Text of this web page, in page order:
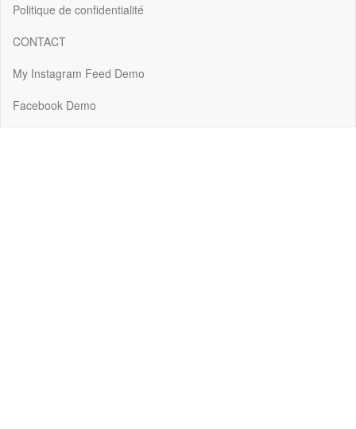
Politique de confidentialité
CONTACT
My Instagram Feed Demo
Facebook Demo